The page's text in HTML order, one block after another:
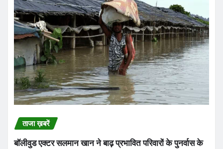
ताजा ख़बरें
बॉलीवुड एक्टर सलमान खान ने बाढ़ प्रभावित परिवारों के पुनर्वास के